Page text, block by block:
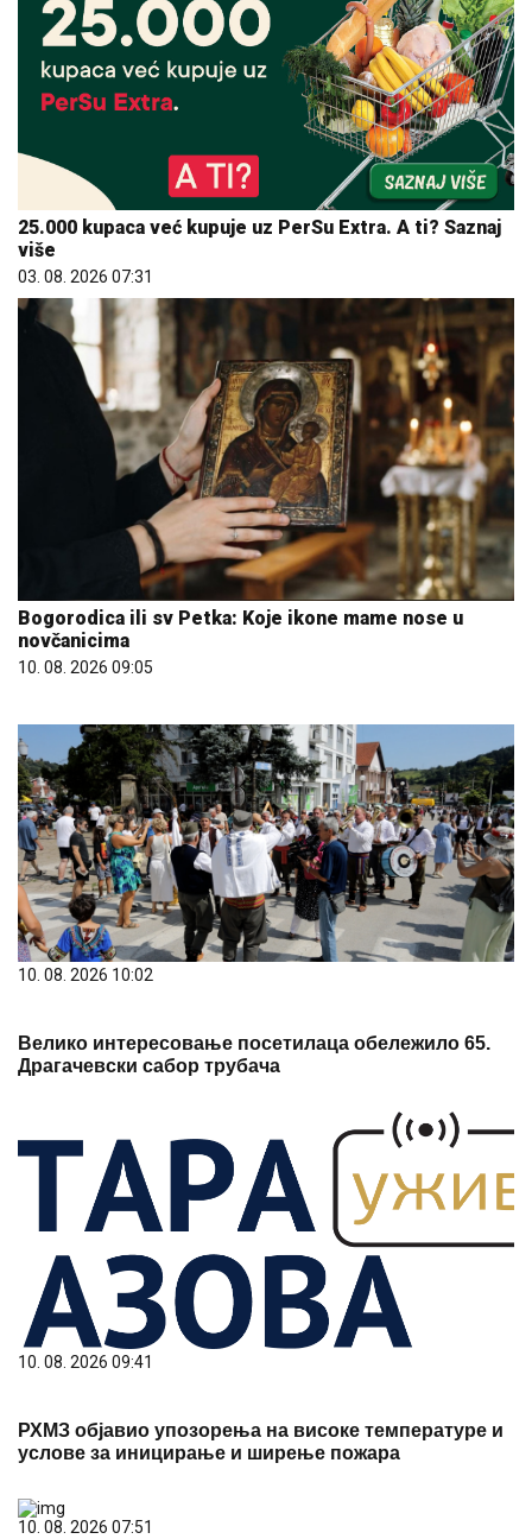
25.000 kupaca već kupuje uz PerSu Extra. A ti? Saznaj
više
03. 08. 2026 07:31
Bogorodica ili sv Petka: Koje ikone mame nose u
novčanicima
10. 08. 2026 09:05
10. 08. 2026 10:02
Велико интересовање посетилаца обележило 65.
Драгачевски сабор трубача
10. 08. 2026 09:41
РХМЗ објавио упозорења на високе температуре и
услове за иницирање и ширење пожара
10. 08. 2026 07:51